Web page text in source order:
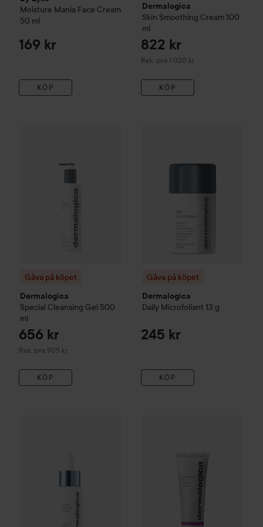
Moisture Mania Face Cream
50 ml
169 kr
KÖP
Dermalogica
Skin Smoothing Cream 100
ml
822 kr
Rek. pris 1 020 kr
Rekommenderat pris 1 020 kr
KÖP
Gåva på köpet
Dermalogica
Special Cleansing Gel 500
ml
656 kr
Rek. pris 905 kr
Rekommenderat pris 905 kr
KÖP
Gåva på köpet
Dermalogica
Daily Microfoliant 13 g
245 kr
KÖP